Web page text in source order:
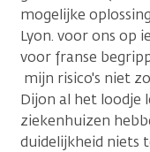
mogelijke
Lyon. voor ons op
voor franse
mijn risico's niet
Dijon al het loodje
ziekenhuizen
duidelijkheid niets